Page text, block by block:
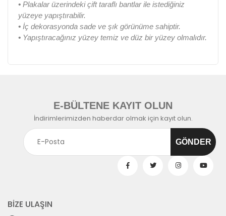
• Plakalar üzerindeki çift taraflı bantlar ile istediğiniz
yüzeye yapıştırabilir.
• İç dekorasyonda sade ve şık görünüme sahiptir.
• Yapıştıracağınız yüzey temiz ve düz bir yüzey olmalıdır.
E-BÜLTENE KAYIT OLUN
İndirimlerimizden haberdar olmak için kayıt olun.
BİZE ULAŞIN